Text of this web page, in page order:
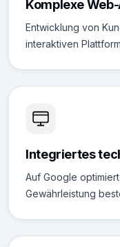
Komplexe
Entwicklung von
interaktiven
Integriertes
Auf Google
Gewährleistung